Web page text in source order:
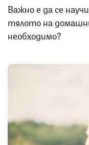
Важно е да се
тялото на
необходимо?